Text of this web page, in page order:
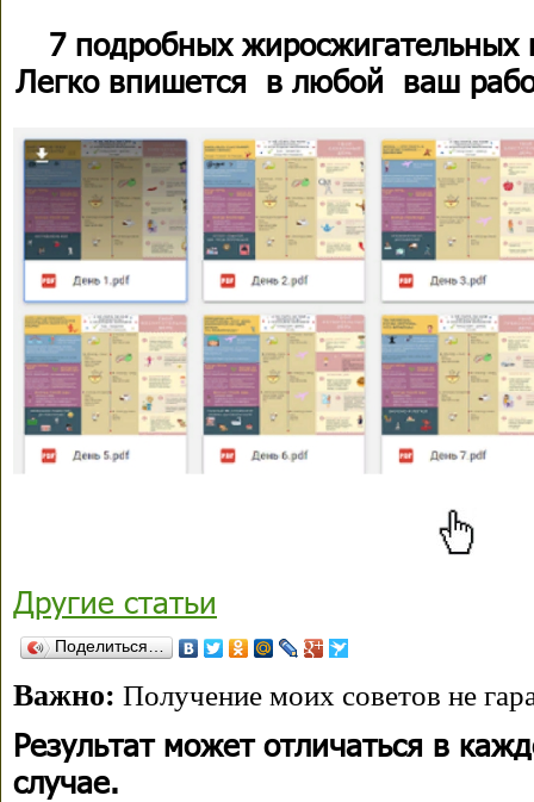
7 подробных
Легко впишется в любой ваш
Другие статьи
Поделиться…
Важно: Получение моих советов не
Результат может отличаться в
случае.